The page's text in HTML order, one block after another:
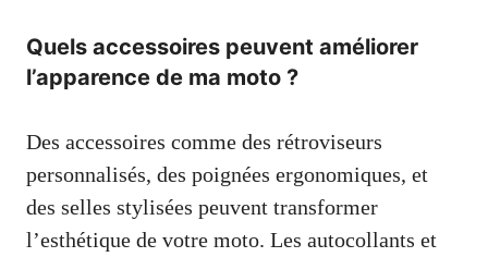
Quels accessoires peuvent améliorer
l’apparence de ma moto ?
Des accessoires comme des rétroviseurs
personnalisés, des poignées ergonomiques, et
des selles stylisées peuvent transformer
l’esthétique de votre moto. Les autocollants et